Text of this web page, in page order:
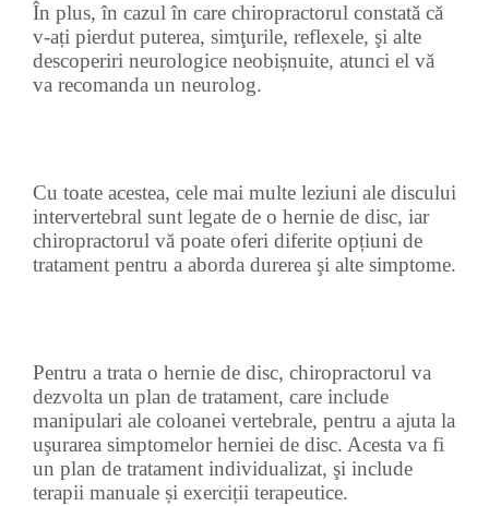
În plus, în cazul în care chiropractorul constată că
v-ați pierdut puterea, simţurile, reflexele, şi alte
descoperiri neurologice neobișnuite, atunci el vă
va recomanda un neurolog.
Cu toate acestea, cele mai multe leziuni ale discului
intervertebral sunt legate de o hernie de disc, iar
chiropractorul vă poate oferi diferite opțiuni de
tratament pentru a aborda durerea şi alte simptome.
Pentru a trata o hernie de disc, chiropractorul va
dezvolta un plan de tratament, care include
manipulari ale coloanei vertebrale, pentru a ajuta la
uşurarea simptomelor herniei de disc. Acesta va fi
un plan de tratament individualizat, şi include
terapii manuale și exerciții terapeutice.